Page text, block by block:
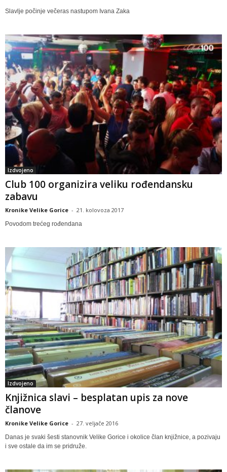
Slavlje počinje večeras nastupom Ivana Zaka
Izdvojeno
Club 100 organizira veliku rođendansku
zabavu
Kronike Velike Gorice - 21. kolovoza 2017
Povodom trećeg rođendana
Izdvojeno
Knjižnica slavi – besplatan upis za nove
članove
Kronike Velike Gorice - 27. veljače 2016
Danas je svaki šesti stanovnik Velike Gorice i okolice član knjižnice, a pozivaju
i sve ostale da im se pridruže.